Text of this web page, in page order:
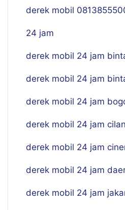
derek mobil
24 jam
derek mobil 24 jam
derek mobil 24 jam
derek mobil 24 jam
derek mobil 24 jam
derek mobil 24 jam
derek mobil 24 jam
derek mobil 24 jam